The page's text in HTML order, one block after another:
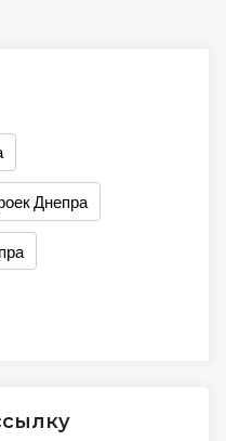
Днепра